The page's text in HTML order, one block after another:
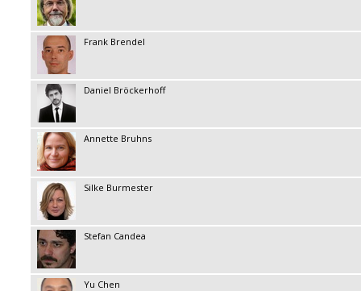
Frank Brendel
Daniel Bröckerhoff
Annette Bruhns
Silke Burmester
Stefan Candea
Yu Chen